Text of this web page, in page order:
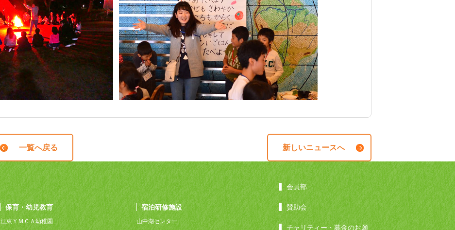
一覧へ戻る 新しいニュースへ
保育・幼児教育
江東ＹＭＣＡ幼稚園
宿泊研修施設
山中湖センター
会員部
賛助会
チャリティー・募金のお願